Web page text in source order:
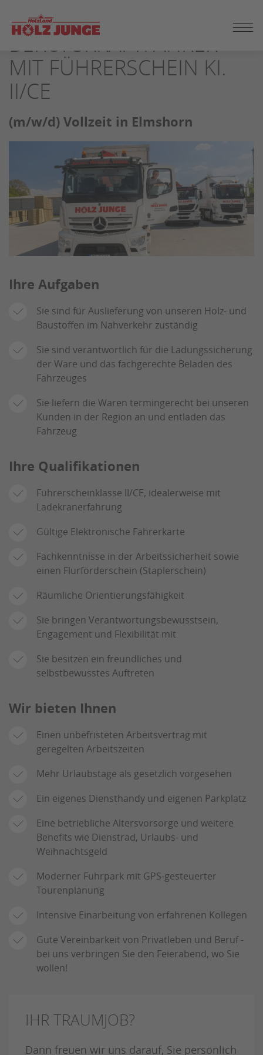
SEITENINHALT
BERUFSKRAFTFAHRER
MIT FÜHRERSCHEIN KI.
II/CE
(m/w/d) Vollzeit in Elmshorn
Ihre Aufgaben
Sie sind für Auslieferung von unseren Holz- und
Baustoffen im Nahverkehr zuständig
Sie sind verantwortlich für die Ladungssicherung
der Ware und das fachgerechte Beladen des
Fahrzeuges
Sie liefern die Waren termingerecht bei unseren
Kunden in der Region an und entladen das
Fahrzeug
Ihre Qualifikationen
Führerscheinklasse II/CE, idealerweise mit
Ladekranerfahrung
Gültige Elektronische Fahrerkarte
Fachkenntnisse in der Arbeitssicherheit sowie
einen Flurförderschein (Staplerschein)
Räumliche Orientierungsfähigkeit
Sie bringen Verantwortungsbewusstsein,
Engagement und Flexibilität mit
Sie besitzen ein freundliches und
selbstbewusstes Auftreten
Wir bieten Ihnen
Einen unbefristeten Arbeitsvertrag mit
geregelten Arbeitszeiten
Mehr Urlaubstage als gesetzlich vorgesehen
Ein eigenes Diensthandy und eigenen Parkplatz
Eine betriebliche Altersvorsorge und weitere
Benefits wie Dienstrad, Urlaubs- und
Weihnachtsgeld
Moderner Fuhrpark mit GPS-gesteuerter
Tourenplanung
Intensive Einarbeitung von erfahrenen Kollegen
Gute Vereinbarkeit von Privatleben und Beruf -
bei uns verbringen Sie den Feierabend, wo Sie
wollen!
IHR TRAUMJOB?
Dann freuen wir uns darauf, Sie persönlich